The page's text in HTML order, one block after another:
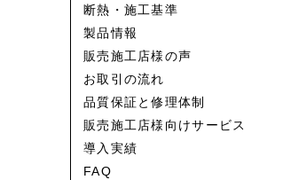
断熱・施工基準
製品情報
販売施工店様の声
お取引の流れ
品質保証と修理体制
販売施工店様向けサービス
導入実績
FAQ